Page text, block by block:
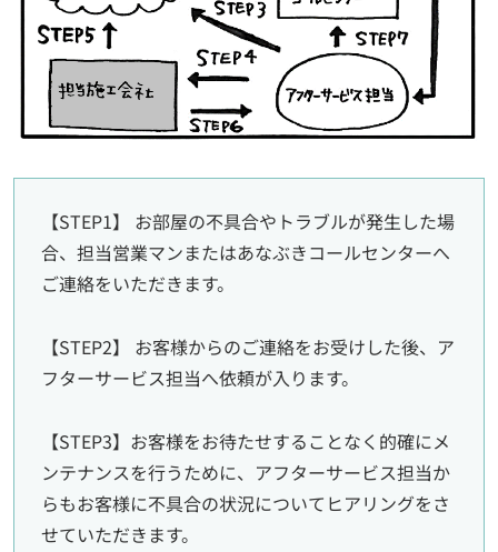
【STEP1】 お部屋の不具合やトラブルが発生した場
合、担当営業マンまたはあなぶきコールセンターへ
ご連絡をいただきます。
【STEP2】 お客様からのご連絡をお受けした後、ア
フターサービス担当へ依頼が入ります。
【STEP3】お客様をお待たせすることなく的確にメ
ンテナンスを行うために、アフターサービス担当か
らもお客様に不具合の状況についてヒアリングをさ
せていただきます。